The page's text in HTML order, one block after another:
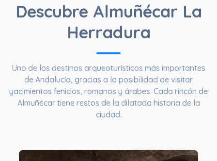
Descubre Almuñécar La
Herradura
Uno de los destinos arqueoturísticos más importantes
de Andalucía, gracias a la posibilidad de visitar
yacimientos fenicios, romanos y árabes. Cada rincón de
Almuñécar tiene restos de la dilatada historia de la
ciudad.